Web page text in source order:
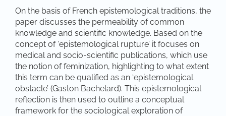
On the basis of French epistemological traditions, the
paper discusses the permeability of common
knowledge and scientific knowledge. Based on the
concept of ‘epistemological rupture’ it focuses on
medical and socio-scientific publications, which use
the notion of feminization, highlighting to what extent
this term can be qualified as an ‘epistemological
obstacle’ (Gaston Bachelard). This epistemological
reflection is then used to outline a conceptual
framework for the sociological exploration of